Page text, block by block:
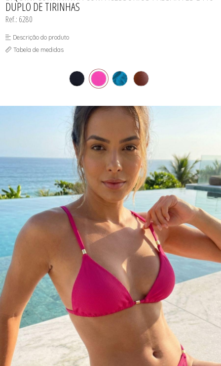
SUTIÃS
DUPLO DE TIRINHAS
Ref.: 6280
Descrição do produto
Tabela de medidas